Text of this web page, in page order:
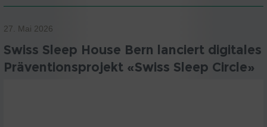
27. Mai 2026
Swiss Sleep House Bern lanciert digitales
Präventionsprojekt «Swiss Sleep Circle»